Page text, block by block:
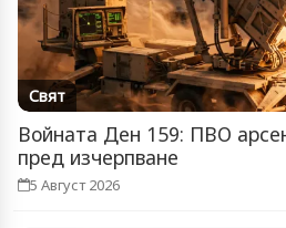
Свят
Войната Ден 159: ПВО
пред изчерпване
5 Август 2026